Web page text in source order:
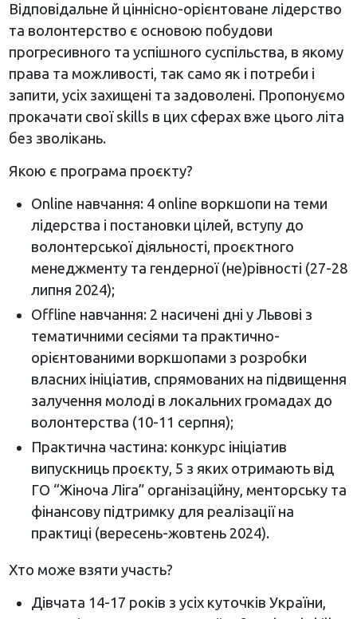
Відповідальне й ціннісно-орієнтоване лідерство
та волонтерство є основою побудови
прогресивного та успішного суспільства, в якому
права та можливості, так само як і потреби і
запити, усіх захищені та задоволені. Пропонуємо
прокачати свої skills в цих сферах вже цього літа
без зволікань.
Якою є програма проєкту?
Online навчання: 4 online воркшопи на теми
лідерства і постановки цілей, вступу до
волонтерської діяльності, проєктного
менеджменту та гендерної (не)рівності (27-28
липня 2024);
Offline навчання: 2 насичені дні у Львові з
тематичними сесіями та практично-
орієнтованими воркшопами з розробки
власних ініціатив, спрямованих на підвищення
залучення молоді в локальних громадах до
волонтерства (10-11 серпня);
Практична частина: конкурс ініціатив
випускниць проєкту, 5 з яких отримають від
ГО “Жіноча Ліга” організаційну, менторську та
фінансову підтримку для реалізації на
практиці (вересень-жовтень 2024).
Хто може взяти участь?
Дівчата 14-17 років з усіх куточків України,